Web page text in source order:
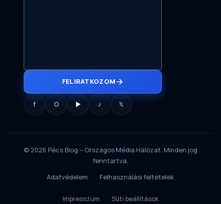
FELIRATKOZOM
f ○ ▶ ♪ 𝕏
© 2026 Pécs Blog – Országos Média Hálózat. Minden jog
fenntartva.
Adatvédelem
Felhasználási feltételek
Impresszum Süti beállítások